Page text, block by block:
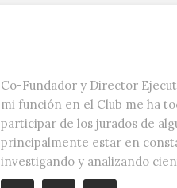
Co-Fundador y Director
mi función en el Club me ha
participar de los jurados de
principalmente estar en
investigando y analizando